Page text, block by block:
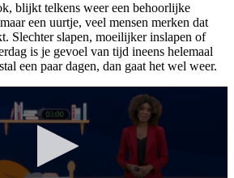
blijkt telkens weer een behoorlijke
een uurtje, veel mensen merken dat
Slechter slapen, moeilijker inslapen of
is je gevoel van tijd ineens helemaal
een paar dagen, dan gaat het wel weer.